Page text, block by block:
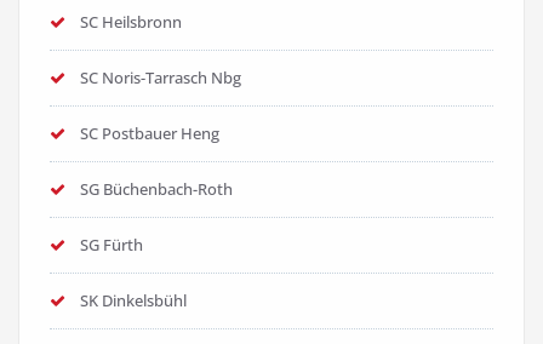
SC Heilsbronn
SC Noris-Tarrasch Nbg
SC Postbauer Heng
SG Büchenbach-Roth
SG Fürth
SK Dinkelsbühl